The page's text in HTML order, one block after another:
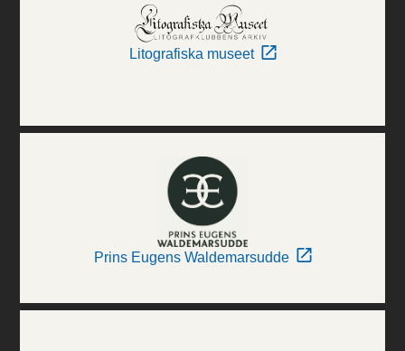
Litografiska museet
Prins Eugens Waldemarsudde